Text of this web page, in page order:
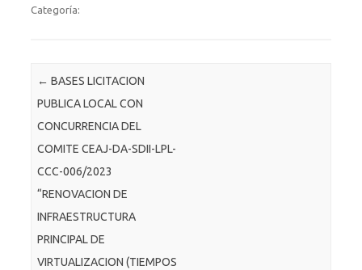
Categoría:
Post navigation
← BASES LICITACION
PUBLICA LOCAL CON
CONCURRENCIA DEL
COMITE CEAJ-DA-SDII-LPL-
CCC-006/2023
“RENOVACION DE
INFRAESTRUCTURA
PRINCIPAL DE
VIRTUALIZACION (TIEMPOS